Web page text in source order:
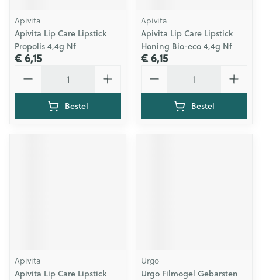
Apivita
Apivita Lip Care Lipstick
Propolis 4,4g Nf
€ 6,15
Bestel
Apivita
Apivita Lip Care Lipstick
Honing Bio-eco 4,4g Nf
€ 6,15
Bestel
Apivita
Apivita Lip Care Lipstick
Urgo
Urgo Filmogel Gebarsten